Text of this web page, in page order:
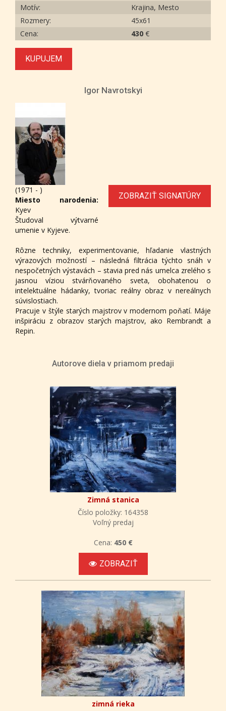
Motív:
Krajina, Mesto
Rozmery:
45х61
Cena:
430 €
KUPUJEM
Igor Navrotskyi
ZOBRAZIŤ SIGNATÚRY
(1971 - )
Miesto narodenia:
Kyev
Študoval výtvarné
umenie v Kyjeve.
Rôzne techniky, experimentovanie, hľadanie vlastných
výrazových možností – následná filtrácia týchto snáh v
nespočetných výstavách – stavia pred nás umelca zrelého s
jasnou víziou stvárňovaného sveta, obohatenou o
intelektuálne hádanky, tvoriac reálny obraz v nereálnych
súvislostiach.
Pracuje v štýle starých majstrov v modernom poňatí. Máje
inšpiráciu z obrazov starých majstrov, ako Rembrandt a
Repin.
Autorove diela v priamom predaji
Zimná stanica
Číslo položky: 164358
Voľný predaj
Cena: 450 €
ZOBRAZIŤ
zimná rieka